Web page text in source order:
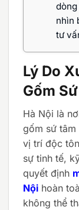
nhìn
tư
Lý Do
Gốm
Hà Nội là
gốm sứ tâm
vị trí độc
sự tinh tế,
quyết định
Nội hoàn
không thể